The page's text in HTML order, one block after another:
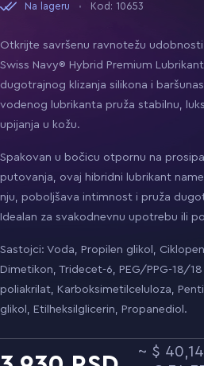
Na lageru Kod: 10653
Otkrijte savršenu ravnotežu
Swiss Navy® Hybrid Premium
dugotrajnog klizanja silikona i
vodenog lubrikanta pruža stabilnu,
upijanja u kožu.
Spakovan u bočicu otpornu na
putovanja, ovaj hibridni lubrikant
nju, poboljšava intimnost i pruža
Idealan za svakodnevnu upotrebu ili
Sastojci: Voda, Propilen glikol,
Dimetikon, Tridecet-6, PEG/PPG-18/
poliakrilat, Karboksimetilceluloza,
glikol, Etilheksilglicerin, Propanediol.
40,14